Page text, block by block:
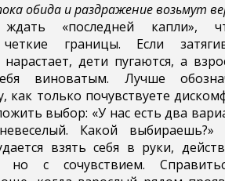
обида и раздражение возьмут
«последней капли»,
границы. Если
дети пугаются, а
виноватым. Лучше
как только почувствуете
выбор: «У нас есть два
Какой выбираешь?»
взять себя в руки,
но с сочувствием.